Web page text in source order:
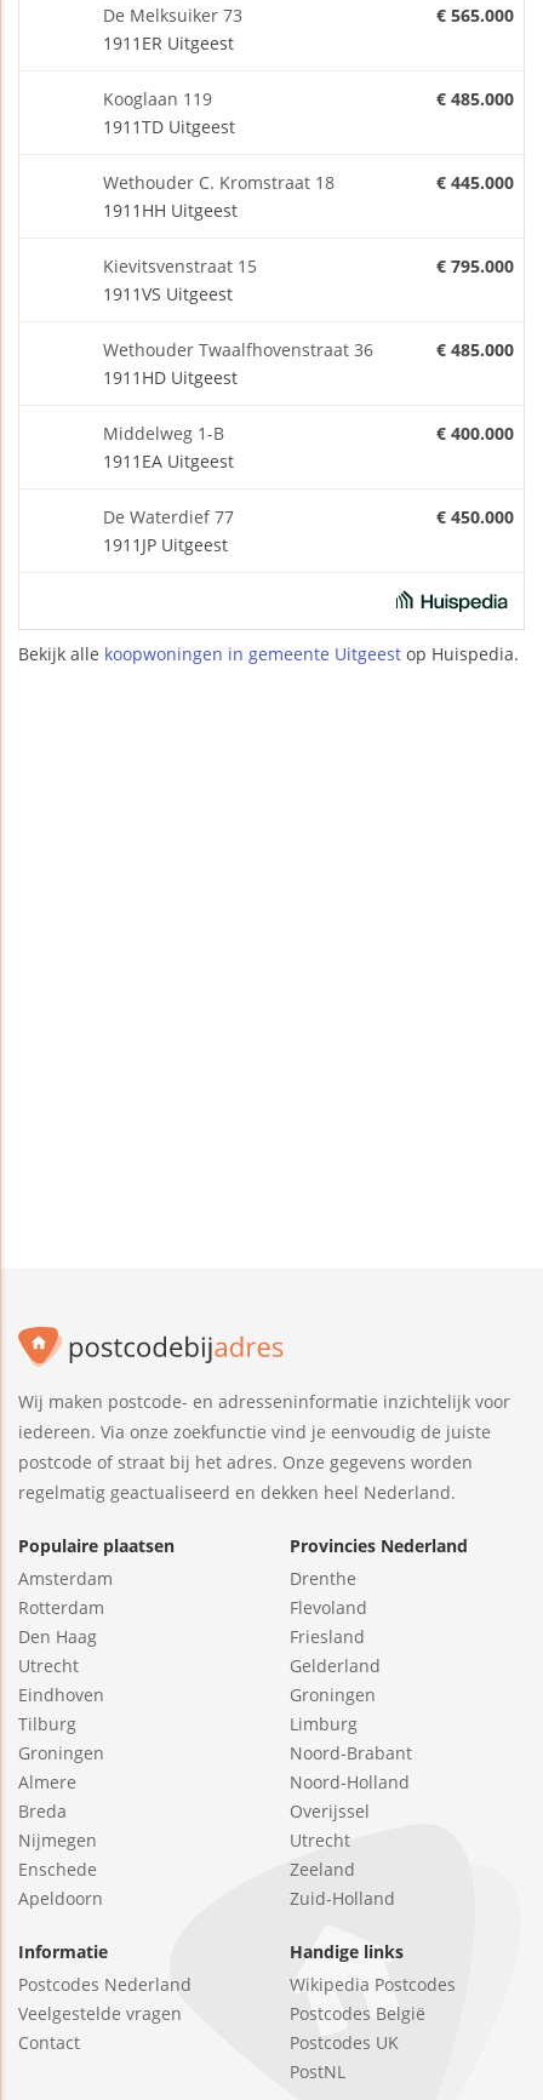
De Melksuiker 73
1911ER Uitgeest
€ 565.000
Kooglaan 119
1911TD Uitgeest
€ 485.000
Wethouder C. Kromstraat 18
1911HH Uitgeest
€ 445.000
Kievitsvenstraat 15
1911VS Uitgeest
€ 795.000
Wethouder Twaalfhovenstraat 36
1911HD Uitgeest
€ 485.000
Middelweg 1-B
1911EA Uitgeest
€ 400.000
De Waterdief 77
1911JP Uitgeest
€ 450.000
Bekijk alle koopwoningen in gemeente Uitgeest op Huispedia.
Wij maken postcode- en adresseninformatie inzichtelijk voor
iedereen. Via onze zoekfunctie vind je eenvoudig de juiste
postcode of straat bij het adres. Onze gegevens worden
regelmatig geactualiseerd en dekken heel Nederland.
Populaire plaatsen
Amsterdam
Rotterdam
Den Haag
Utrecht
Eindhoven
Tilburg
Groningen
Almere
Breda
Nijmegen
Enschede
Apeldoorn
Provincies Nederland
Drenthe
Flevoland
Friesland
Gelderland
Groningen
Limburg
Noord-Brabant
Noord-Holland
Overijssel
Utrecht
Zeeland
Zuid-Holland
Informatie
Postcodes Nederland
Veelgestelde vragen
Contact
Handige links
Wikipedia Postcodes
Postcodes België
Postcodes UK
PostNL